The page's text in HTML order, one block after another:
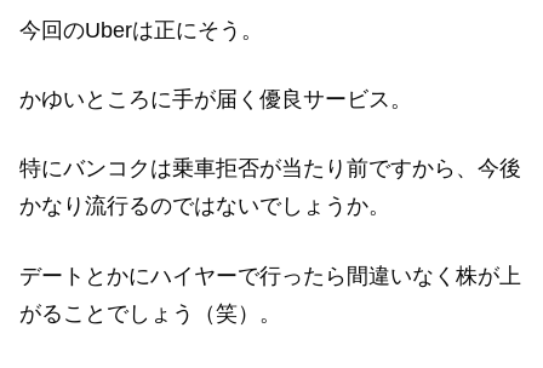
今回のUberは正にそう。
かゆいところに手が届く優良サービス。
特にバンコクは乗車拒否が当たり前ですから、今後
かなり流行るのではないでしょうか。
デートとかにハイヤーで行ったら間違いなく株が上
がることでしょう（笑）。